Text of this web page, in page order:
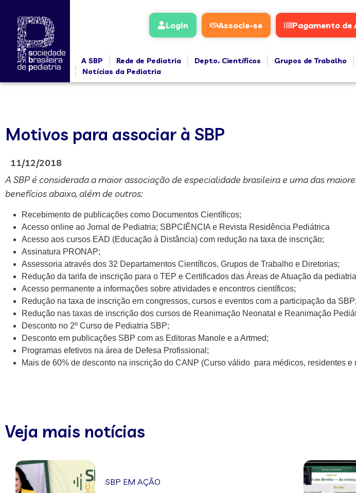
Login Associe-se Pagamento de
A SBP Rede de Pediatria Depto. Científicos Grupos de Trabalho
Notícias da Pediatria
Motivos para associar à SBP
11/12/2018
A SBP é considerada a maior associação de especialidade brasileira e uma das
benefícios abaixo, além de outros:
Recebimento de publicações como Documentos Científicos;
Acesso online ao Jornal de Pediatria; SBPCIÊNCIA e Revista Residência Pediátrica
Acesso aos cursos EAD (Educação à Distância) com redução na taxa de inscrição;
Assinatura PRONAP;
Assessoria através dos 32 Departamentos Científicos, Grupos de Trabalho e Diretorias;
Redução da tarifa de inscrição para o TEP e Certificados das Áreas de Atuação da
Acesso permanente a informações sobre atividades e encontros científicos;
Redução na taxa de inscrição em congressos, cursos e eventos com a participação da SBP;
Redução nas taxas de inscrição dos cursos de Reanimação Neonatal e Reanimação
Desconto no 2º Curso de Pediatria SBP;
Desconto em publicações SBP com as Editoras Manole e a Artmed;
Programas efetivos na área de Defesa Profissional;
Mais de 60% de desconto na inscrição do CANP (Curso válido para médicos, residentes e
Veja mais notícias
SBP EM AÇÃO